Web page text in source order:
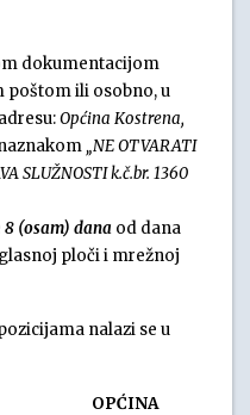
dokumentacijom
poštom ili osobno, u
Općina Kostrena,
„NE OTVARATI
SLUŽNOSTI k.č.br. 1360
8 (osam) dana od dana
ploči i mrežnoj
nalazi se u